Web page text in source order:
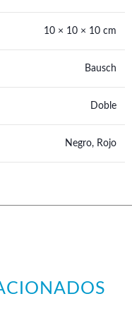
10 × 10 × 10 cm
Bausch
Doble
Negro, Rojo